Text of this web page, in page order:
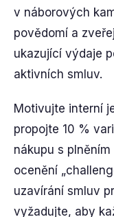
v náborových
povědomí a
ukazující výdaje
aktivních smluv.
Motivujte interní
propojte 10 %
nákupu s
ocenění
uzavírání smluv
vyžadujte, aby